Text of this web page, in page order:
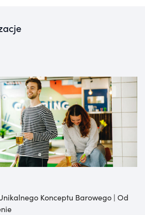
Konceptu Barowego | Od